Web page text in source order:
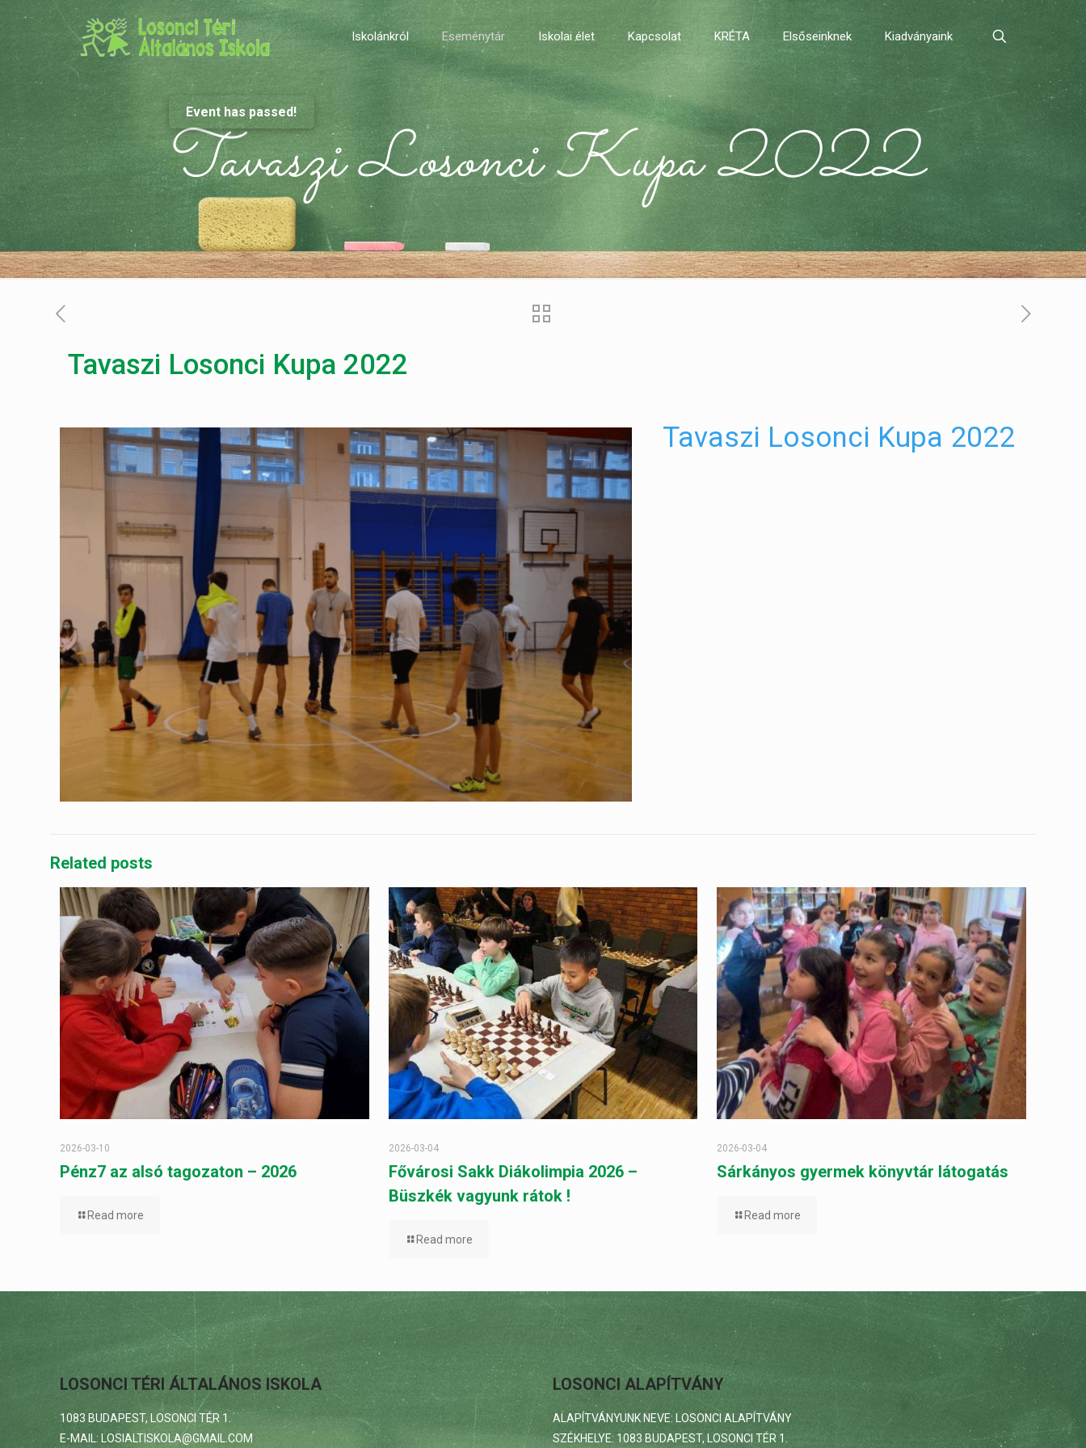
Event has passed!
Iskolánkról Eseménytár Iskolai élet Kapcsolat KRÉTA Elsőseinknek Kiadványaink
Tavaszi Losonci Kupa 2022
Tavaszi Losonci Kupa 2022
Tavaszi Losonci Kupa 2022
Related posts
2026-03-10
Pénz7 az alsó tagozaton – 2026
Read more
2026-03-04
Fővárosi Sakk Diákolimpia 2026 –
Büszkék vagyunk rátok !
Read more
2026-03-04
Sárkányos gyermek könyvtár látogatás
Read more
LOSONCI TÉRI ÁLTALÁNOS ISKOLA
1083 BUDAPEST, LOSONCI TÉR 1.
E-MAIL: LOSIALTISKOLA@GMAIL.COM
LOSONCI ALAPÍTVÁNY
ALAPÍTVÁNYUNK NEVE: LOSONCI ALAPÍTVÁNY
SZÉKHELYE: 1083 BUDAPEST, LOSONCI TÉR 1.